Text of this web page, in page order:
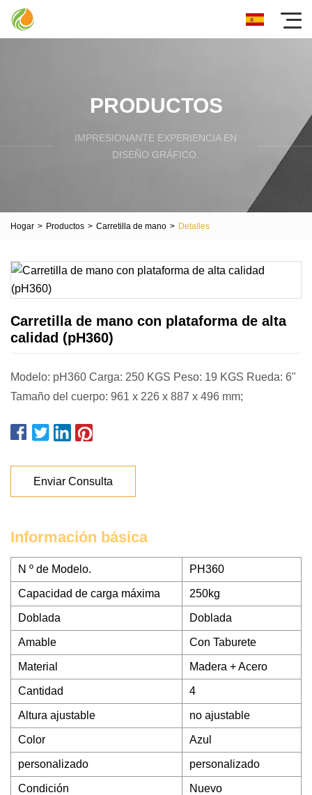
PRODUCTOS
IMPRESIONANTE EXPERIENCIA EN
DISEÑO GRÁFICO.
Hogar > Productos > Carretilla de mano > Detalles
Carretilla de mano con plataforma de alta
calidad (pH360)
Modelo: pH360 Carga: 250 KGS Peso: 19 KGS Rueda: 6"
Tamaño del cuerpo: 961 x 226 x 887 x 496 mm;
Enviar Consulta
Información básica
N º de Modelo. PH360
Capacidad de carga máxima 250kg
Doblada Doblada
Amable Con Taburete
Material Madera + Acero
Cantidad 4
Altura ajustable no ajustable
Color Azul
personalizado personalizado
Condición Nuevo